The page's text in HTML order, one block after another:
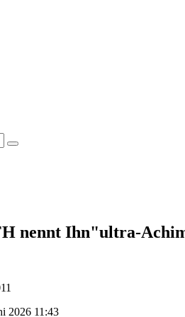
nennt Ihn"ultra-
2026 11:43